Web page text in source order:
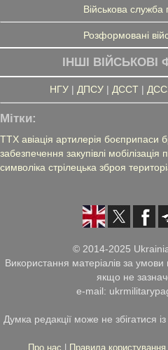
Військова
Розформовані
ІНШІ
НГУ| ДПСУ| ДССТ|
Мітки:
ТТХ авіація артилерія боєприпаси
забезпечення закупівлі мобілізація
символіка стрілецька зброя
© 2014-2025
Використання матеріалів за
якщо не
e-mail:
Думка редакції може не збігатися
Про нас Правила користування